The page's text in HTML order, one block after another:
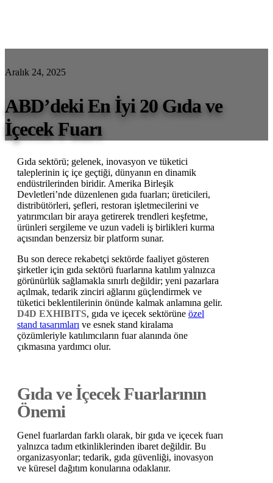
Aralık 24, 2025
ABD’deki En İyi 20 Gıda ve
İçecek Fuarı
Gıda sektörü; gelenek, inovasyon ve tüketici
taleplerinin iç içe geçtiği, dünyanın en dinamik
endüstrilerinden biridir. Amerika Birleşik
Devletleri’nde düzenlenen gıda fuarları; üreticileri,
distribütörleri, şefleri, restoran işletmecilerini ve
yatırımcıları bir araya getirerek trendleri keşfetme,
ürünleri sergileme ve uzun vadeli iş birlikleri kurma
açısından benzersiz bir platform sunar.
Bu son derece rekabetçi sektörde faaliyet gösteren
şirketler için gıda sektörü fuarlarına katılım yalnızca
görünürlük sağlamakla sınırlı değildir; yeni pazarlara
açılmak, tedarik zinciri ağlarını güçlendirmek ve
tüketici beklentilerinin önünde kalmak anlamına gelir.
D4D EXHIBITS, gıda ve içecek sektörüne özel
stand tasarımları ve esnek stand kiralama
çözümleriyle katılımcıların fuar alanında öne
çıkmasına yardımcı olur.
Gıda ve İçecek Fuarlarının
Önemi
Genel fuarlardan farklı olarak, bir gıda ve içecek fuarı
yalnızca tadım etkinliklerinden ibaret değildir. Bu
organizasyonlar; tedarik, gıda güvenliği, inovasyon
ve küresel dağıtım konularına odaklanır.